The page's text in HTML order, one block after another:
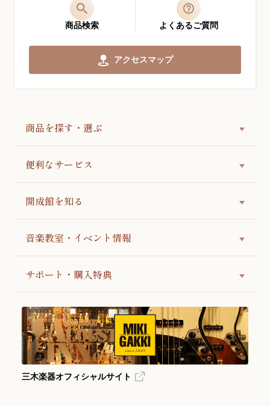
商品検索 よくあるご質問
アクセスマップ
商品を探す・選ぶ
便利なサービス
開成館を知る
音楽教室・イベント情報
サポート・購入特典
三木楽器オフィシャルサイト